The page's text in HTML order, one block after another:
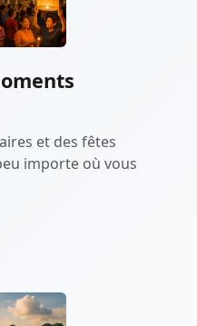
et des fêtes
importe où vous